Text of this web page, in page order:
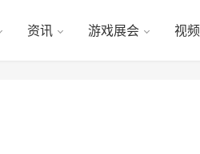
资讯 游戏展会 视频